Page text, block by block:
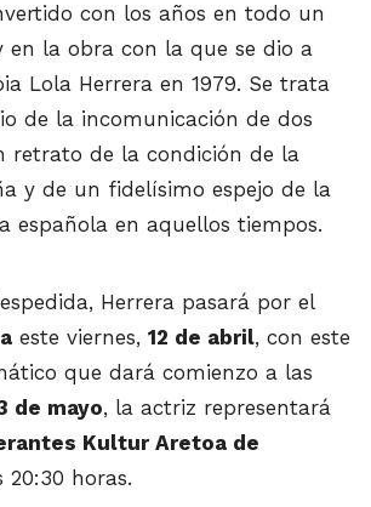
con los años en todo un
en la obra con la que se dio a
Lola Herrera en 1979. Se trata
de la incomunicación de dos
retrato de la condición de la
y de un fidelísimo espejo de la
española en aquellos tiempos.
Herrera pasará por el
este viernes, 12 de abril, con este
que dará comienzo a las
de mayo, la actriz representará
Kultur Aretoa de
20:30 horas.